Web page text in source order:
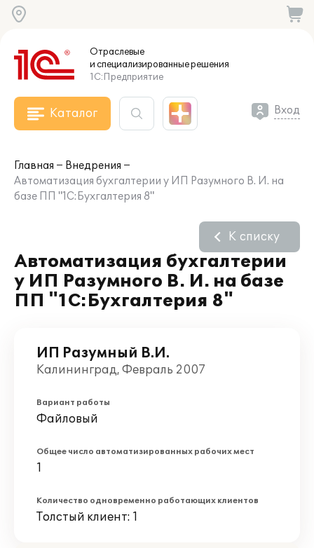
Отраслевые
и специализированныерешения
1С:Предприятие
Каталог Вход
Главная
Внедрения
Автоматизация бухгалтерии у ИП Разумного В. И. на
базе ПП "1С:Бухгалтерия 8"
Автоматизация бухгалтерии
у ИП Разумного В. И. на базе
ПП "1С:Бухгалтерия 8"
К списку
ИП Разумный В.И.
Калининград, Февраль 2007
Вариант работы
Файловый
Общее число автоматизированных рабочих мест
1
Количество одновременно работающих клиентов
Толстый клиент: 1